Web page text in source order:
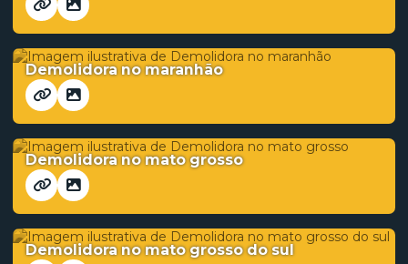
Demolidora no maranhão
Demolidora no mato grosso
Demolidora no mato grosso do sul